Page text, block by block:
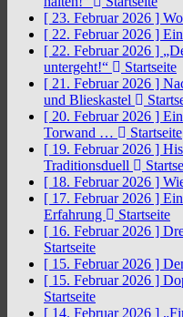
[ 23. Februar 2026 ]
[ 22. Februar 2026 ]
[ 22. Februar 2026 ]
untergeht!“
Startseite
[ 21. Februar 2026 ]
und Blieskastel
[ 20. Februar 2026 ]
Torwand …
Startseite
[ 19. Februar 2026 ]
Traditionsduell
[ 18. Februar 2026 ]
[ 17. Februar 2026 ]
Erfahrung
Startseite
[ 16. Februar 2026 ]
Startseite
[ 15. Februar 2026 ]
[ 15. Februar 2026 ]
Startseite
[ 14. Februar 2026 ]